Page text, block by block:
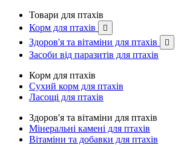
Товари для птахів
Корм для птахів

Здоров'я та вітаміни для птахів 
Засоби від паразитів для птахів
Корм для птахів
Сухий корм для птахів
Ласощі для птахів
Здоров'я та вітаміни для птахів
Мінеральні камені для птахів
Вітаміни та добавки для птахів